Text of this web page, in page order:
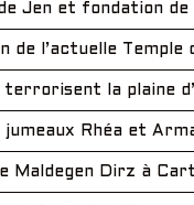
Jen et fondation de
de l’actuelle Temple
terrorisent la plaine
jumeaux Rhéa et
Maldegen Dirz à